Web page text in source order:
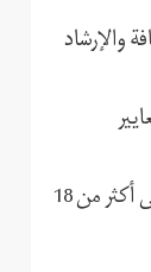
والإرشاد
ووفقًا لأحدث بيانات "ويكيبيديا"، تضم هذه الموسوعة الإلكترونية حاليًا "أكثر من 90.000 مستخدم نشط يعملون على أكثر من 18